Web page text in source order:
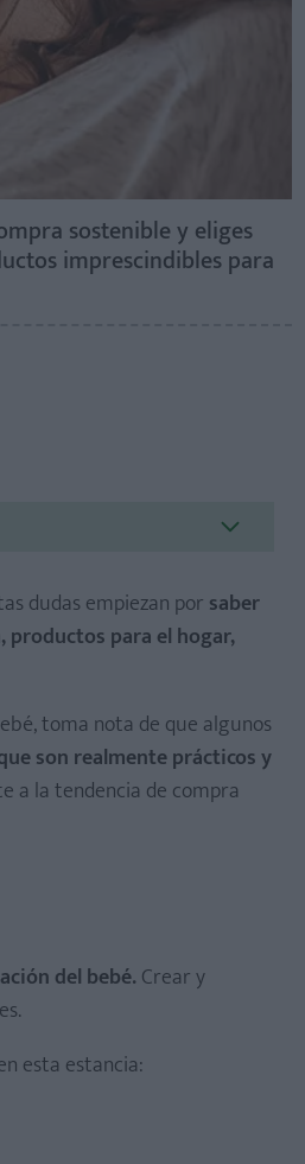
sostenible y eliges
imprescindibles para
dudas empiezan por saber
productos para el hogar,
toma nota de que algunos
son realmente prácticos y
a la tendencia de compra
del bebé. Crear y
esta estancia: